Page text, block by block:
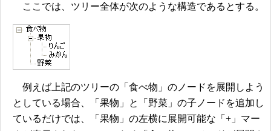
ここでは、ツリー全体が次のような構造であるとする。
例えば上記のツリーの「食べ物」のノードを展開しよう
としている場合、「果物」と「野菜」の子ノードを追加し
ているだけでは、「果物」の左横に展開可能な「+」マー